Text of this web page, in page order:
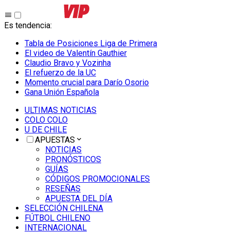
Es tendencia:
Tabla de Posiciones Liga de Primera
El video de Valentín Gauthier
Claudio Bravo y Vozinha
El refuerzo de la UC
Momento crucial para Darío Osorio
Gana Unión Española
ULTIMAS NOTICIAS
COLO COLO
U DE CHILE
APUESTAS
NOTICIAS
PRONÓSTICOS
GUÍAS
CÓDIGOS PROMOCIONALES
RESEÑAS
APUESTA DEL DÍA
SELECCIÓN CHILENA
FÚTBOL CHILENO
INTERNACIONAL